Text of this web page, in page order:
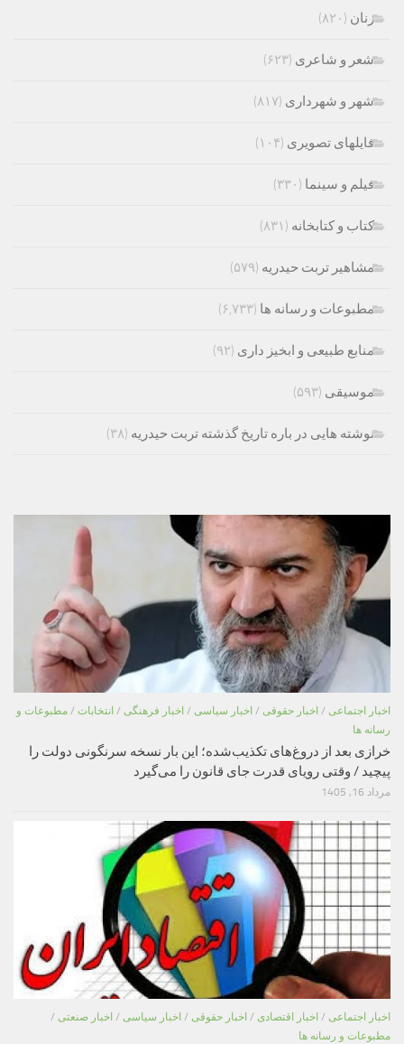
زنان (۸۲۰)
شعر و شاعری (۶۲۳)
شهر و شهرداری (۸۱۷)
فایلهای تصویری (۱۰۴)
فیلم و سینما (۳۳۰)
کتاب و کتابخانه (۸۳۱)
مشاهیر تربت حیدریه (۵۷۹)
مطبوعات و رسانه ها (۶,۷۳۳)
منابع طبیعی و ابخیز داری (۹۲)
موسیقی (۵۹۳)
نوشته هایی در باره تاریخ گذشته تربت حیدریه (۳۸)
اخبار اجتماعی / اخبار حقوقی / اخبار سیاسی / اخبار فرهنگی / انتخابات / مطبوعات و
رسانه ها
خرازی بعد از دروغ‌های تکذیب‌شده؛ این بار نسخه سرنگونی دولت را
پیچید / وقتی رویای قدرت جای قانون را می‌گیرد
مرداد 16, 1405
اخبار اجتماعی / اخبار اقتصادی / اخبار حقوقی / اخبار سیاسی / اخبار صنعتی /
مطبوعات و رسانه ها